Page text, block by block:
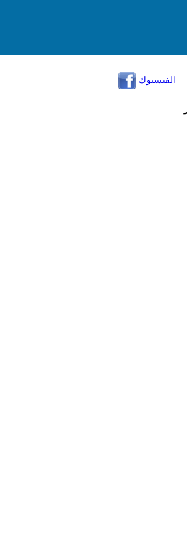
الفيسبوك